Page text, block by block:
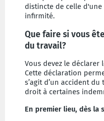
distincte de celle
infirmité.
Que faire si vous
du travail?
Vous devez le
Cette déclaration
s’agit d’un accident
droit à certaines
En premier lieu, dès la